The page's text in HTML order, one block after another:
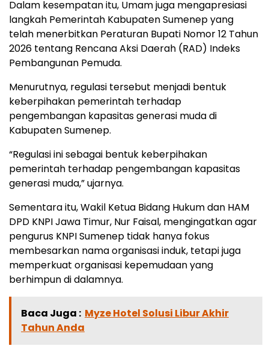
Dalam kesempatan itu, Umam juga mengapresiasi
langkah Pemerintah Kabupaten Sumenep yang
telah menerbitkan Peraturan Bupati Nomor 12 Tahun
2026 tentang Rencana Aksi Daerah (RAD) Indeks
Pembangunan Pemuda.
Menurutnya, regulasi tersebut menjadi bentuk
keberpihakan pemerintah terhadap
pengembangan kapasitas generasi muda di
Kabupaten Sumenep.
“Regulasi ini sebagai bentuk keberpihakan
pemerintah terhadap pengembangan kapasitas
generasi muda,” ujarnya.
Sementara itu, Wakil Ketua Bidang Hukum dan HAM
DPD KNPI Jawa Timur, Nur Faisal, mengingatkan agar
pengurus KNPI Sumenep tidak hanya fokus
membesarkan nama organisasi induk, tetapi juga
memperkuat organisasi kepemudaan yang
berhimpun di dalamnya.
Baca Juga : Myze Hotel Solusi Libur Akhir
Tahun Anda